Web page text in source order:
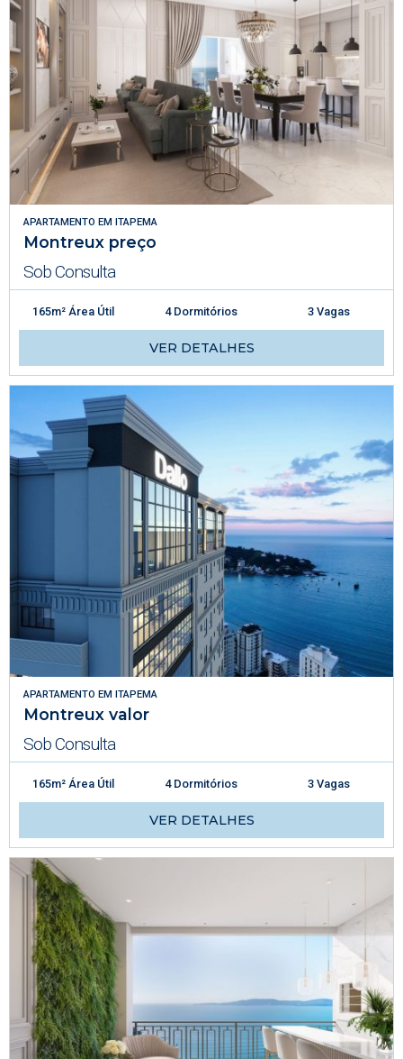
APARTAMENTO EM ITAPEMA
Montreux preço
Sob Consulta
165m² Área Útil 4 Dormitórios 3 Vagas
VER DETALHES
APARTAMENTO EM ITAPEMA
Montreux valor
Sob Consulta
165m² Área Útil 4 Dormitórios 3 Vagas
VER DETALHES